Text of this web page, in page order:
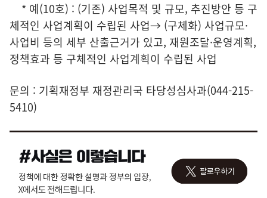
* 예(10호) : (기존) 사업목적 및 규모, 추진방안 등 구
체적인 사업계획이 수립된 사업→ (구체화) 사업규모·
사업비 등의 세부 산출근거가 있고, 재원조달·운영계획,
정책효과 등 구체적인 사업계획이 수립된 사업
문의 : 기획재정부 재정관리국 타당성심사과(044-215-
5410)